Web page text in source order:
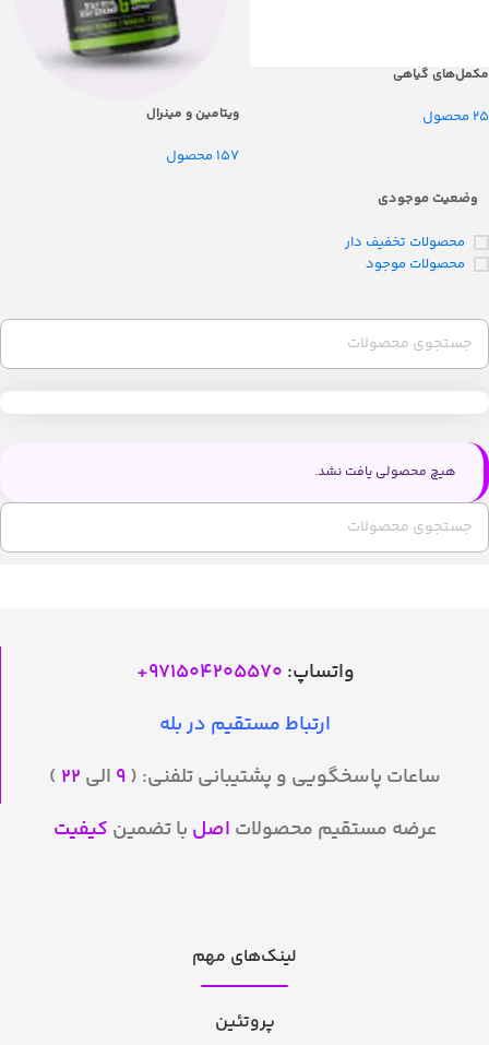
مکمل‌های گیاهی
25 محصول ویتامین و مینرال
157 محصول
وضعیت موجودی
محصولات تخفیف دار
محصولات موجود
هیچ محصولی یافت نشد.
واتساپ: 971504205570
+
ارتباط مستقیم در بله
ساعات پاسخگویی و پشتیبانی تلفنی: ( ۹ الی ۲۲ )
عرضه مستقیم محصولات اصل با تضمین کیفیت
لینک‌های مهم
پروتئین